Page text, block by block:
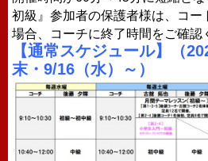
初級』参加者の保護者様は、コー
場合、コーチに終了時間をご確認
【通常スケジュール】（
末・9/16（水）～）